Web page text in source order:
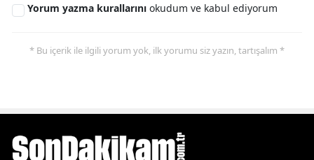
Yorum yazma kurallarını okudum ve kabul ediyorum
* Bu içerik ile ilgili yorum yok, ilk yorumu siz yazın, tartışalım *